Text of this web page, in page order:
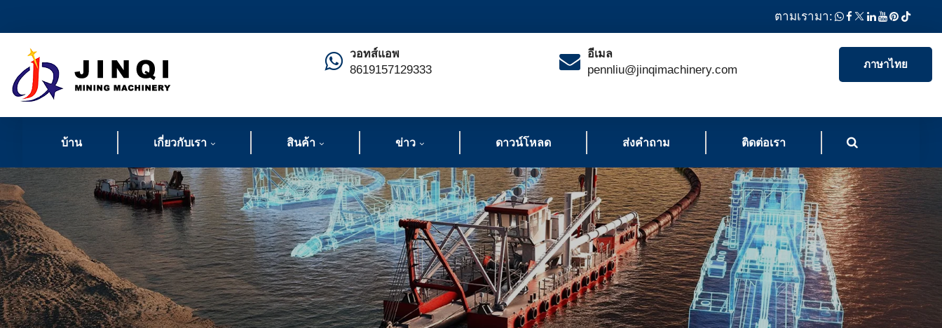
ตามเรามา:
วอทส์แอพ
8619157129333
อีเมล
pennliu@jinqimachinery.com ภาษาไทย
บ้าน เกี่ยวกับเรา สินค้า ข่าว ดาวน์โหลด ส่งคำถาม ติดต่อเรา